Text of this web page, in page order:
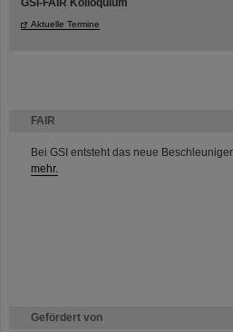
FAIR
Bei GSI entsteht das neue
mehr.
Gefördert von
GSI-FAIR Kolloquium
Aktuelle Termine